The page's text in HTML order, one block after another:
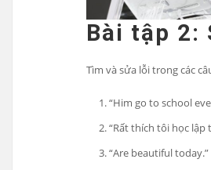
Bài tập 2:
Tìm và sửa lỗi trong các
“Him go to school
“Rất thích tôi học lập
“Are beautiful today.”